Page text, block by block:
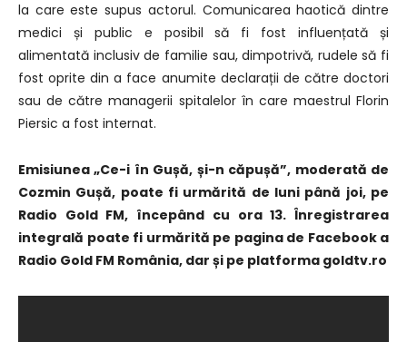
la care este supus actorul. Comunicarea haotică dintre
medici și public e posibil să fi fost influențată și
alimentată inclusiv de familie sau, dimpotrivă, rudele să fi
fost oprite din a face anumite declarații de către doctori
sau de către managerii spitalelor în care maestrul Florin
Piersic a fost internat.
Emisiunea „Ce-i în Gușă, și-n căpușă”, moderată de
Cozmin Gușă, poate fi urmărită de luni până joi, pe
Radio Gold FM, începând cu ora 13. Înregistrarea
integrală poate fi urmărită pe pagina de Facebook a
Radio Gold FM România, dar și pe platforma goldtv.ro